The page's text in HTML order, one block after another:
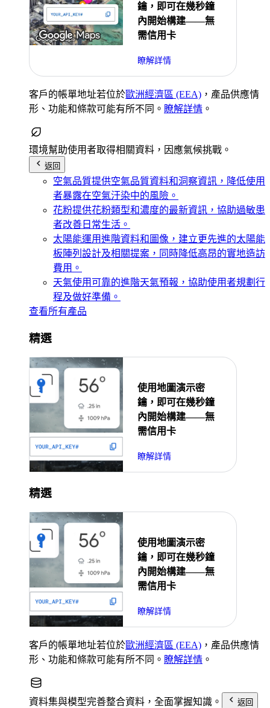
鑰，即可在幾秒鐘
內開始構建——無
需信用卡
瞭解詳情
客戶的帳單地址若位於歐洲經濟區 (EEA) ，產品供應情
形、功能和條款可能有所不同。 瞭解詳情 。
環境幫助使用者取得相關資料，因應氣候挑戰。
返回
空氣品質提供空氣品質資料和洞察資訊，降低使用
者暴露在空氣汙染中的風險。
花粉提供花粉類型和濃度的最新資訊，協助過敏患
者改善日常生活。
太陽能運用進階資料和圖像，建立更先進的太陽能
板陣列設計及相關提案，同時降低高昂的實地造訪
費用。
天氣使用可靠的進階天氣預報，協助使用者規劃行
程及做好準備。
查看所有產品
精選
使用地圖演示密
鑰，即可在幾秒鐘
內開始構建——無
需信用卡
瞭解詳情
精選
使用地圖演示密
鑰，即可在幾秒鐘
內開始構建——無
需信用卡
瞭解詳情
客戶的帳單地址若位於歐洲經濟區 (EEA) ，產品供應情
形、功能和條款可能有所不同。 瞭解詳情 。
資料集與模型完善整合資料，全面掌握知識。 返回